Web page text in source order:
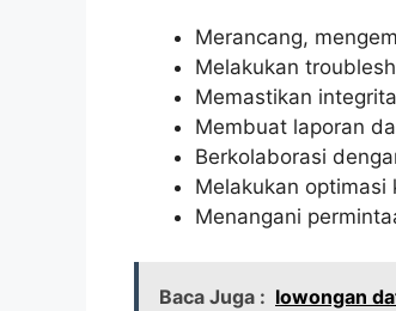
Merancang,
Melakukan
Memastikan
Membuat laporan
Berkolaborasi
Melakukan optimasi
Menangani
Baca Juga : lowongan